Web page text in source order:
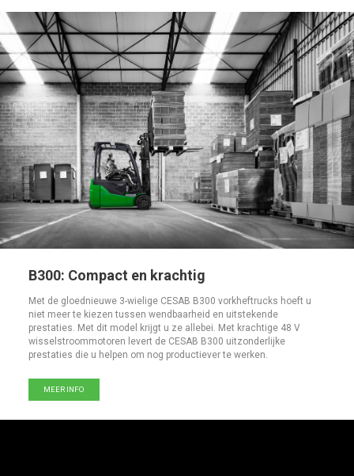
B300: Compact en krachtig
Met de gloednieuwe 3-wielige CESAB B300 vorkheftrucks hoeft u
niet meer te kiezen tussen wendbaarheid en uitstekende
prestaties. Met dit model krijgt u ze allebei. Met krachtige 48 V
wisselstroommotoren levert de CESAB B300 uitzonderlijke
prestaties die u helpen om nog productiever te werken.
MEER INFO